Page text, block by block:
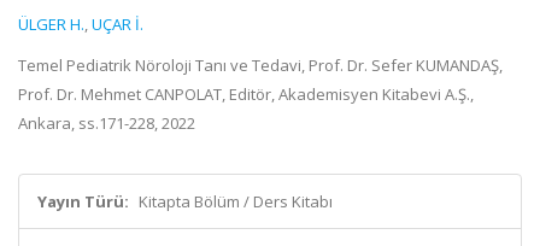
ÜLGER H.,UÇAR İ.
Temel Pediatrik Nöroloji Tanı ve Tedavi, Prof. Dr. Sefer KUMANDAŞ,
Prof. Dr. Mehmet CANPOLAT, Editör, Akademisyen Kitabevi A.Ş.,
Ankara, ss.171-228, 2022
Yayın Türü: Kitapta Bölüm / Ders Kitabı